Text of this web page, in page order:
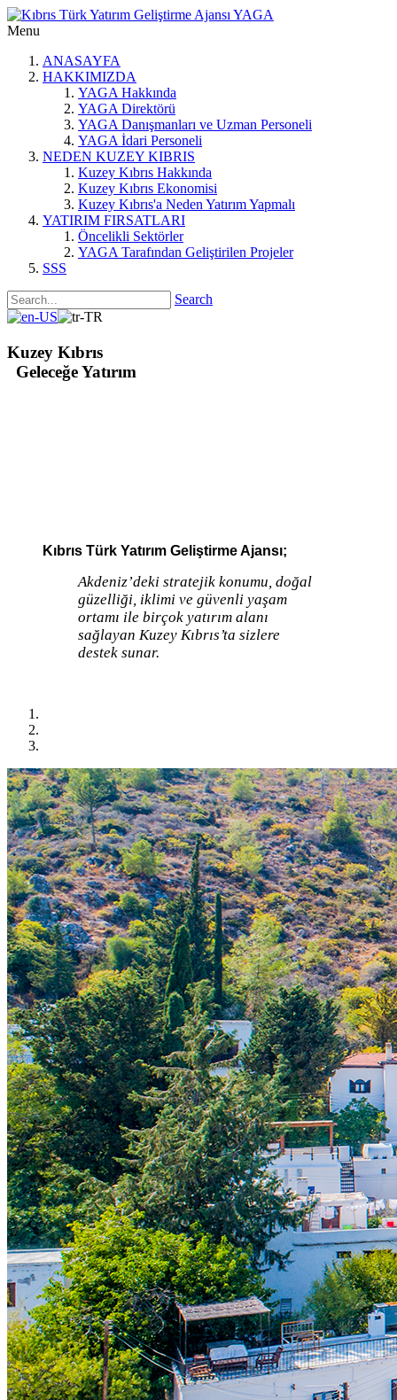
Menu
ANASAYFA
HAKKIMIZDA
YAGA Hakkında
YAGA Direktörü
YAGA Danışmanları ve Uzman Personeli
YAGA İdari Personeli
NEDEN KUZEY KIBRIS
Kuzey Kıbrıs Hakkında
Kuzey Kıbrıs Ekonomisi
Kuzey Kıbrıs'a Neden Yatırım Yapmalı
YATIRIM FIRSATLARI
Öncelikli Sektörler
YAGA Tarafından Geliştirilen Projeler
SSS
Search
Kuzey Kıbrıs
Geleceğe Yatırım
Kıbrıs Türk Yatırım Geliştirme Ajansı;
Akdeniz’deki stratejik konumu, doğal
güzelliği, iklimi ve güvenli yaşam
ortamı ile birçok yatırım alanı
sağlayan Kuzey Kıbrıs’ta sizlere
destek sunar.